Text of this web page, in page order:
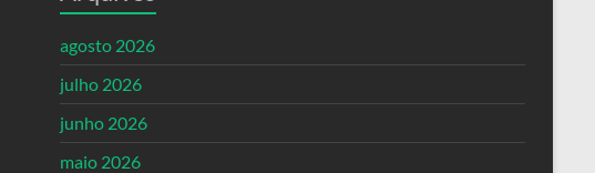
agosto 2026
julho 2026
junho 2026
maio 2026